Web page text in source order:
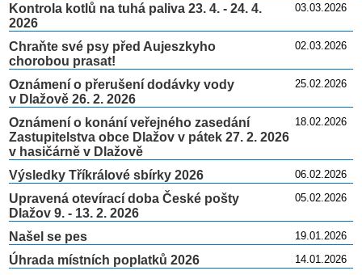
03.03.2026
Kontrola kotlů na tuhá paliva 23. 4. - 24. 4.
2026
02.03.2026
Chraňte své psy před Aujeszkyho
chorobou prasat!
25.02.2026
Oznámení o přerušení dodávky vody
v Dlažově 26. 2. 2026
18.02.2026
Oznámení o konání veřejného zasedání
Zastupitelstva obce Dlažov v pátek 27. 2. 2026
v hasičárně v Dlažově
06.02.2026
Výsledky Tříkrálové sbírky 2026
05.02.2026
Upravená otevírací doba České pošty
Dlažov 9. - 13. 2. 2026
19.01.2026
Našel se pes
14.01.2026
Úhrada místních poplatků 2026